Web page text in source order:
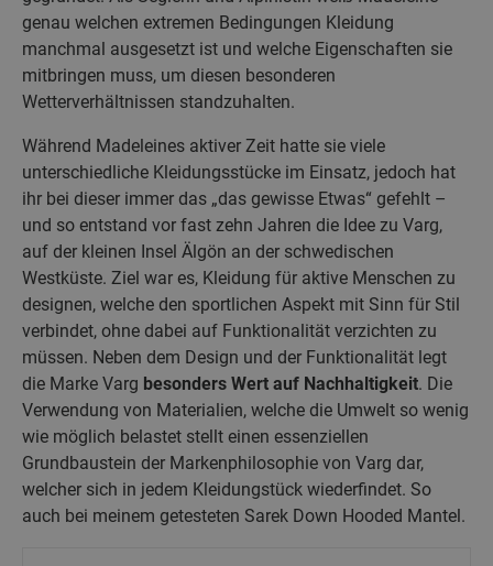
genau welchen extremen Bedingungen Kleidung
manchmal ausgesetzt ist und welche Eigenschaften sie
mitbringen muss, um diesen besonderen
Wetterverhältnissen standzuhalten.
Während Madeleines aktiver Zeit hatte sie viele
unterschiedliche Kleidungsstücke im Einsatz, jedoch hat
ihr bei dieser immer das „das gewisse Etwas“ gefehlt –
und so entstand vor fast zehn Jahren die Idee zu Varg,
auf der kleinen Insel Älgön an der schwedischen
Westküste. Ziel war es, Kleidung für aktive Menschen zu
designen, welche den sportlichen Aspekt mit Sinn für Stil
verbindet, ohne dabei auf Funktionalität verzichten zu
müssen. Neben dem Design und der Funktionalität legt
die Marke Varg besonders Wert auf Nachhaltigkeit. Die
Verwendung von Materialien, welche die Umwelt so wenig
wie möglich belastet stellt einen essenziellen
Grundbaustein der Markenphilosophie von Varg dar,
welcher sich in jedem Kleidungstück wiederfindet. So
auch bei meinem getesteten Sarek Down Hooded Mantel.